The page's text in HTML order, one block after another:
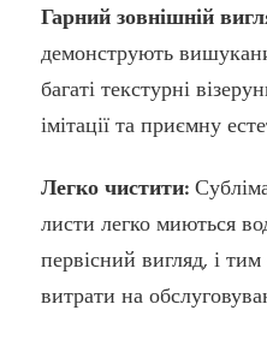
Гарний зовнішній
демонструють
багаті текстурні
імітації та приємну
Легко чистити:
листи легко миються
первісний вигляд, і
витрати на